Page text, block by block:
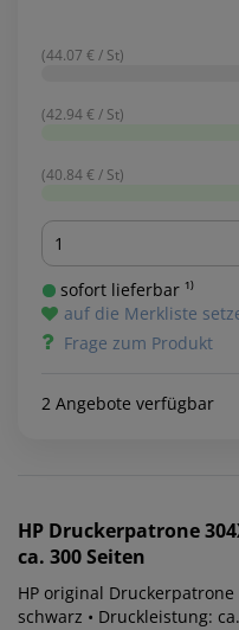
(44.07 € / St)
(42.94 € / St)
(40.84 € / St)
Menge
sofort lieferbar ¹⁾
auf die Merkliste
Frage zum Produkt
2 Angebote verfügbar
HP Druckerpatrone
ca. 300 Seiten
HP original Druckerpatrone
schwarz • Druckleistung: